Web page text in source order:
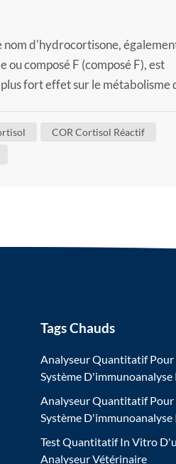
nom d'hydrocortisone,
composé F (composé F), est
fort effet sur le métabolisme
COR Cortisol Réactif
Tags Chauds
Analyseur Quantitatif Pour
Système D'immunoanalyse
Analyseur Quantitatif Pour
Système D'immunoanalyse
Test Quantitatif In Vitro
Analyseur Vétérinaire